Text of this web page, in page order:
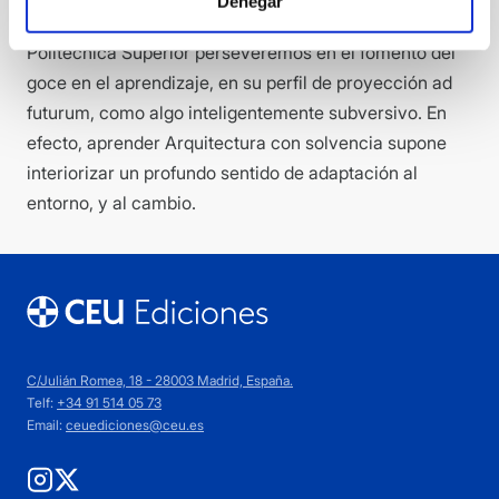
Politécnica Superior perseveremos en el fomento del
goce en el aprendizaje, en su perfil de proyección ad
futurum, como algo inteligentemente subversivo. En
efecto, aprender Arquitectura con solvencia supone
interiorizar un profundo sentido de adaptación al
entorno, y al cambio.
C/Julián Romea, 18 - 28003 Madrid, España.
Telf: +34 91 514 05 73
Email: ceuediciones@ceu.es